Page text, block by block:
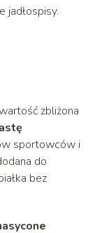
jadłospisy.
zbliżona
sportowców i
do
bez